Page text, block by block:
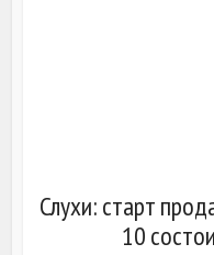
Слухи: старт
10